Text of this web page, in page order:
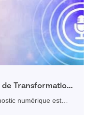
Transformation :
réussir sa
numérique est